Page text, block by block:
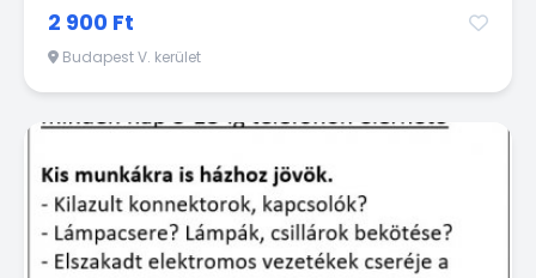
2 900 Ft
Budapest V. kerület